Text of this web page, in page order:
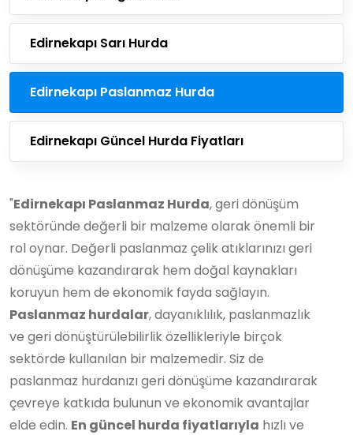
Edirnekapı Sarı Hurda
Edirnekapı Paslanmaz Hurda
Edirnekapı Güncel Hurda Fiyatları
"Edirnekapı Paslanmaz Hurda, geri dönüşüm
sektöründe değerli bir malzeme olarak önemli bir
rol oynar. Değerli paslanmaz çelik atıklarınızı geri
dönüşüme kazandırarak hem doğal kaynakları
koruyun hem de ekonomik fayda sağlayın.
Paslanmaz hurdalar, dayanıklılık, paslanmazlık
ve geri dönüştürülebilirlik özellikleriyle birçok
sektörde kullanılan bir malzemedir. Siz de
paslanmaz hurdanızı geri dönüşüme kazandırarak
çevreye katkıda bulunun ve ekonomik avantajlar
elde edin. En güncel hurda fiyatlarıyla hızlı ve